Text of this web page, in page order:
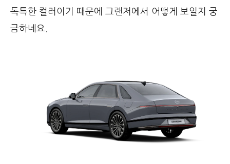
독특한 컬러이기 때문에 그랜저에서 어떻게 보일지 궁
금하네요.